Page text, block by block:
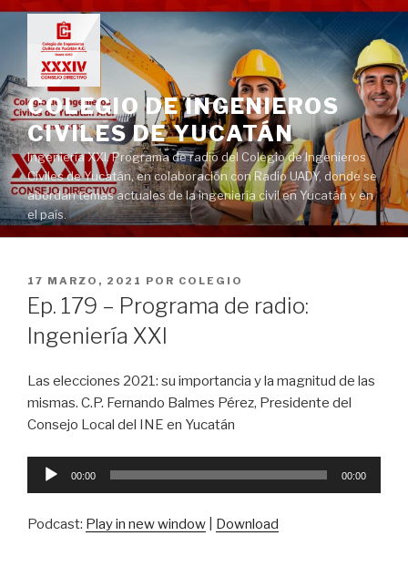
Ir
contenido
COLEGIO DE INGENIEROS
CIVILES DE YUCATÁN
Ingeniería XXI. Programa de radio del Colegio de Ingenieros
Civiles de Yucatán, en colaboración con Radio UADY, donde se
abordan temas actuales de la ingeniería civil en Yucatán y en
el país.
PUBLICADO
EN
17 MARZO, 2021 POR COLEGIO
Ep. 179 – Programa de radio:
Ingeniería XXI
Las elecciones 2021: su importancia y la magnitud de las
mismas. C.P. Fernando Balmes Pérez, Presidente del
Consejo Local del INE en Yucatán
Reproductor
00:00 00:00
Podcast: Play in new window Download